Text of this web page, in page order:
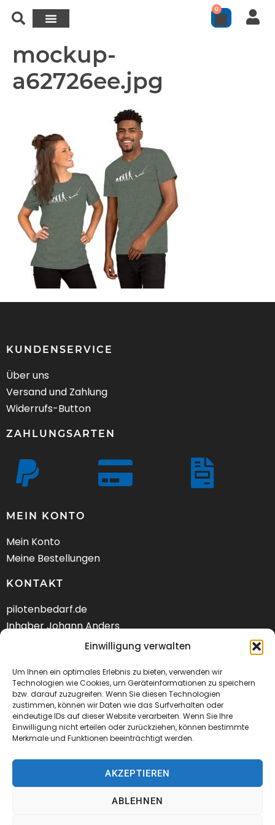
Einwilligung verwalten
Um Ihnen ein optimales Erlebnis zu bieten, verwenden wir
Technologien wie Cookies, um Geräteinformationen zu speichern
bzw. darauf zuzugreifen. Wenn Sie diesen Technologien
zustimmen, können wir Daten wie das Surfverhalten oder
eindeutige IDs auf dieser Website verarbeiten. Wenn Sie Ihre
Einwilligung nicht erteilen oder zurückziehen, können bestimmte
Merkmale und Funktionen beeinträchtigt werden.
AKZEPTIEREN
ABLEHNEN
0
mockup-
a62726ee.jpg
KUNDENSERVICE
Über uns
Versand und Zahlung
Widerrufs-Button
ZAHLUNGSARTEN
MEIN KONTO
Mein Konto
Meine Bestellungen
KONTAKT
pilotenbedarf.de
Inhaber Johann Anders
Am Schwarzen Berg 58
Tel.: +49 (04141) 9288240
Mail:kontakt@pilotenbedarf.de
© 2026 Pilotenbedarf.de